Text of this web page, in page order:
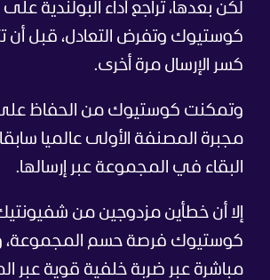
لكن بعدها، تراجع أداء البولندية على
كوستيوك وتفرض التعادل، قبل أن
كسر الإرسال مرة أخرى.
وتمكنت كوستيوك من الحفاظ على
مجبرة المصنفة الأولى عالميا
البقاء في المجموعة عبر إرسالها.
إلا أن خطأين مزدوجين من
كوستيوك فرصة حسم المجموعة،
مباشرة عبر ضربة خلفية قوية عبر